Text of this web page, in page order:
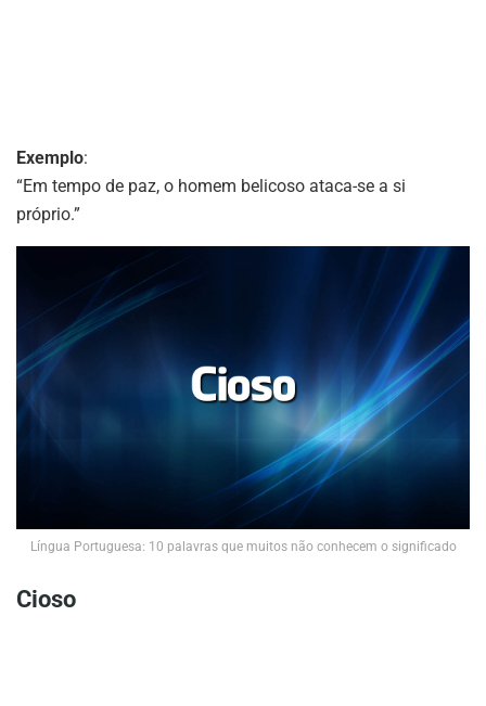
Exemplo:
“Em tempo de paz, o homem belicoso ataca-se a si
próprio.”
Língua Portuguesa: 10 palavras que muitos não conhecem o significado
Cioso